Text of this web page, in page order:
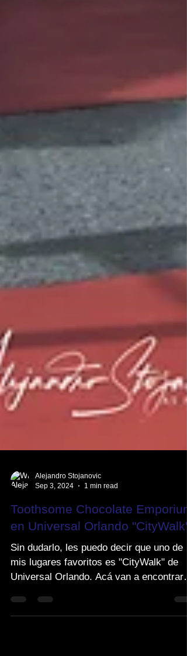
Sep 3, 2024
1 min read
Toothsome Chocolate Emporium
en Universal Orlando "CityWalk"
Sin dudarlo, les puedo decir que uno de
Universal Orlando. Acá van a encontrar
una infinidad de...